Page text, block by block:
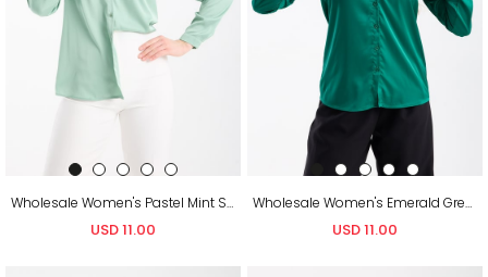
Wholesale Women's Pastel Mint Satin Long-Sleeve Shirt
USD 11.00
Wholesale Women's Emerald Green Satin Long-Sleeve Shirt
USD 11.00